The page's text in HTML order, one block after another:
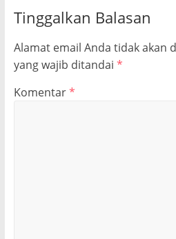
Tinggalkan Balasan
Alamat email Anda tidak akan
yang wajib ditandai *
Komentar*